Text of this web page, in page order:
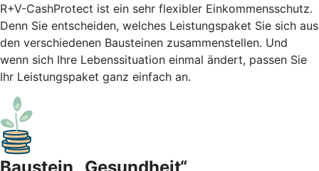
R+V-CashProtect ist ein sehr flexibler Einkommensschutz.
Denn Sie entscheiden, welches Leistungspaket Sie sich aus
den verschiedenen Bausteinen zusammenstellen. Und
wenn sich Ihre Lebenssituation einmal ändert, passen Sie
Ihr Leistungspaket ganz einfach an.
Baustein „Gesundheit“